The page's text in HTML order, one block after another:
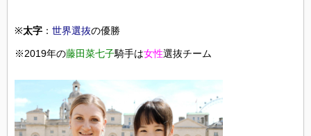
※太字 ： 世界選抜の優勝
※2019年の藤田菜七子騎手は女性選抜チーム